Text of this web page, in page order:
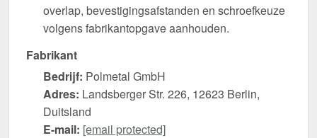
overlap, bevestigingsafstanden en schroefkeuze
volgens fabrikantopgave aanhouden.
Fabrikant
Bedrijf: Polmetal GmbH
Adres: Landsberger Str. 226, 12623 Berlin,
Duitsland
E-mail: [email protected]